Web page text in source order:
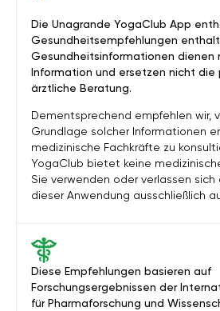
Diese Empfehlungen basieren auf
Forschungsergebnissen der
für Pharmaforschung und
Die Unagrande YogaClub App
Gesundheitsempfehlungen
Gesundheitsinformationen dienen
Information und ersetzen nicht die
ärztliche Beratung.
Dementsprechend empfehlen wir,
Grundlage solcher Informationen
medizinische Fachkräfte zu
YogaClub bietet keine
Sie verwenden oder verlassen sich
dieser Anwendung ausschließlich